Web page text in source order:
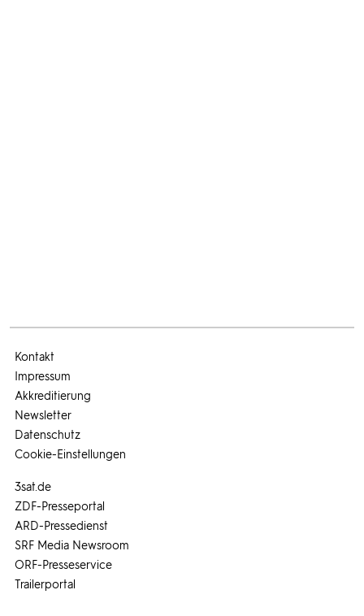
3sat.de
ZDF-Presseportal
ARD-Pressedienst
SRF Media Newsroom
ORF-Presseservice
Trailerportal
Kontakt
Impressum
Akkreditierung
Newsletter
Datenschutz
Cookie-Einstellungen